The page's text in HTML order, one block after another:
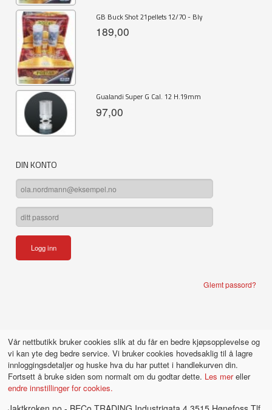
GB Buck Shot 21pellets 12/70 - Bly
189,00
Gualandi Super G Cal. 12 H.19mm
97,00
DIN KONTO
Glemt passord?
Vår nettbutikk bruker cookies slik at du får en bedre kjøpsopplevelse og
vi kan yte deg bedre service. Vi bruker cookies hovedsaklig til å lagre
innloggingsdetaljer og huske hva du har puttet i handlekurven din.
Fortsett å bruke siden som normalt om du godtar dette. Les mereller
endre innstillinger for cookies.